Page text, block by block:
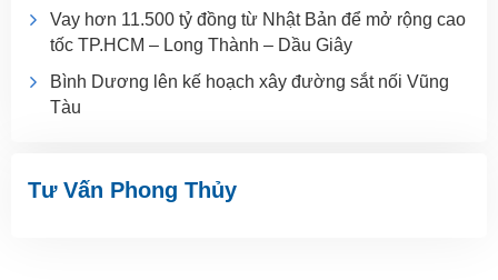
Vay hơn 11.500 tỷ đồng từ Nhật Bản để mở rộng cao
tốc TP.HCM – Long Thành – Dầu Giây
Bình Dương lên kế hoạch xây đường sắt nối Vũng
Tàu
Tư Vấn Phong Thủy